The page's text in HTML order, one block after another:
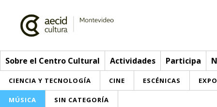
Sobre el Centro Cultural Actividades Participa
CIENCIA Y TECNOLOGÍA CINE ESCÉNICAS
MÚSICA SIN CATEGORÍA